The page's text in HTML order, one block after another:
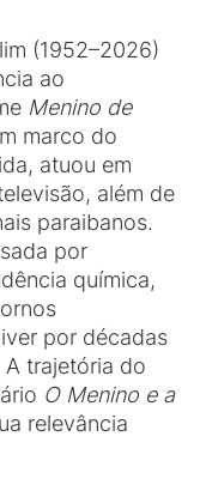
(1952–2026)
ao
Menino de
marco do
atuou em
além de
paraibanos.
por
química,
por décadas
trajetória do
O Menino e a
relevância